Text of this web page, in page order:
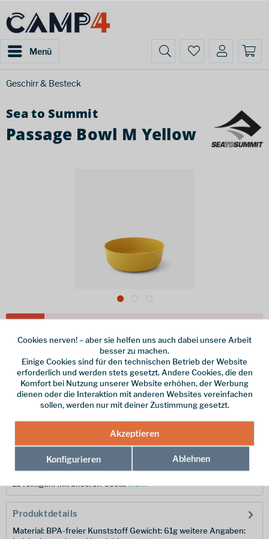
Menü
Geschirr & Besteck
Sea to Summit
Passage Bowl M Yellow
11,95 € *
inkl. MwSt.zzgl. Versandkosten
Merken
Beschreibung
Die BPA-freien Passage Bowls sind leicht, langlebig und einfach
zu reinigen. Mit unseren Cool...mehr
Produktdetails
Material: BPA-freier Kunststoff Gewicht: 61g weitere Angaben:
Cookies nerven! – aber sie helfen uns auch dabei unsere Arbeit
besser zu machen.
Einige Cookies sind für den technischen Betrieb der Website
erforderlich und werden stets gesetzt. Andere Cookies, die den
Komfort bei Nutzung unserer Website erhöhen, der Werbung
dienen oder die Interaktion mit anderen Websites vereinfachen
sollen, werden nur mit deiner Zustimmung gesetzt.
Akzeptieren
Konfigurieren Ablehnen